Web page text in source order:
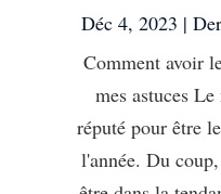
Déc 4, 2023 |
Comment avoir
mes astuces
réputé pour être
l'année. Du